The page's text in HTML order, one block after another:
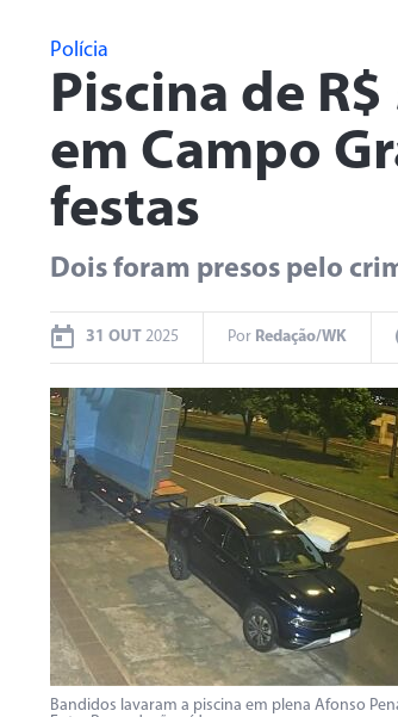
Polícia
Piscina de
em Campo
festas
Dois foram presos pelo
31 OUT 2025 Por Redação/WK
Bandidos lavaram a piscina em plena Afonso